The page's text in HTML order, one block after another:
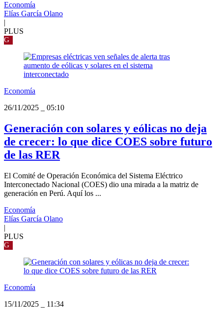
Economía
Elías García Olano
|
PLUS
G
Economía
26/11/2025
05:10
Generación con solares y eólicas no deja
de crecer: lo que dice COES sobre futuro
de las RER
El Comité de Operación Económica del Sistema Eléctrico
Interconectado Nacional (COES) dio una mirada a la matriz de
generación en Perú. Aquí los ...
Economía
Elías García Olano
|
PLUS
G
Economía
15/11/2025
11:34